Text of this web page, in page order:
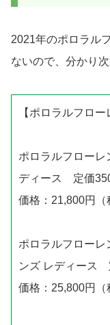
2021年のポロラル
ないので、分かり
【ポロラルフロー
ポロラルフローレ
ディース 定価
価格：21,800円（
ポロラルフローレ
ンズ レディース
価格：25,800円（